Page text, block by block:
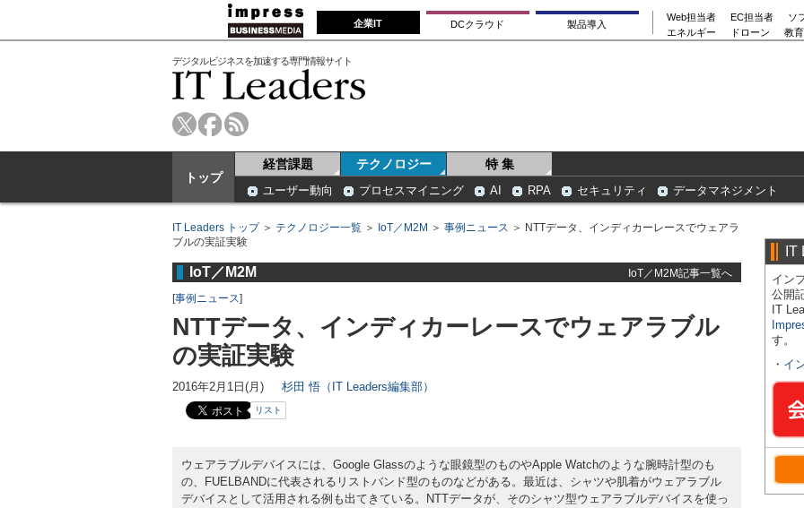
企業IT DCクラウド 製品導入
Web担当者 EC担当者
ソ
エネルギー
ドローン 教
デジタルビジネスを加速する専門情報サイト
トップ
経営課題 テクノロジー 特 集
ユーザー動向 プロセスマイニング AI RPA セキュリティ データマネジメント
IT Leaders トップ＞ テクノロジー一覧 ＞ IoT／M2M ＞ 事例ニュース ＞ NTTデータ、インディカーレースでウェアラ
ブルの実証実験
IoT／M2M
IoT／M2M記事一覧へ
[事例ニュース]
NTTデータ、インディカーレースでウェアラブル
の実証実験
2016年2月1日(月) 杉田 悟（IT Leaders編集部）
リスト
ウェアラブルデバイスには、Google Glassのような眼鏡型のものやApple Watchのような腕時計型のも
の、FUELBANDに代表されるリストバンド型のものなどがある。最近は、シャツや肌着がウェアラブル
デバイスとして活用される例も出てきている。NTTデータが、そのシャツ型ウェアラブルデバイスを使っ
IT
イン
公開
IT
す。
・ イ